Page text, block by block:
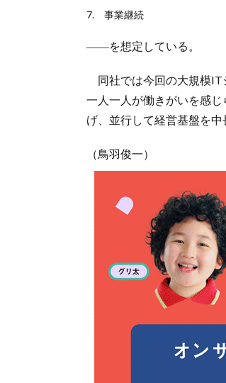
事業継続
――を想定している。
同社では今回の大規模IT
一人一人が働きがいを感
げ、並行して経営基盤を中
（鳥羽俊一）